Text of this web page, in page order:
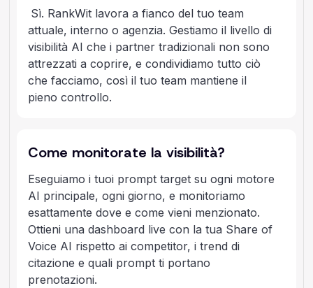
Sì. RankWit lavora a fianco del tuo team
attuale, interno o agenzia. Gestiamo il livello di
visibilità AI che i partner tradizionali non sono
attrezzati a coprire, e condividiamo tutto ciò
che facciamo, così il tuo team mantiene il
pieno controllo.
Come monitorate la visibilità?
Eseguiamo i tuoi prompt target su ogni motore
AI principale, ogni giorno, e monitoriamo
esattamente dove e come vieni menzionato.
Ottieni una dashboard live con la tua Share of
Voice AI rispetto ai competitor, i trend di
citazione e quali prompt ti portano
prenotazioni.